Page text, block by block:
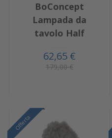
BoConcept
Lampada da
tavolo Half
62,65 €
179,00 €
Offerta